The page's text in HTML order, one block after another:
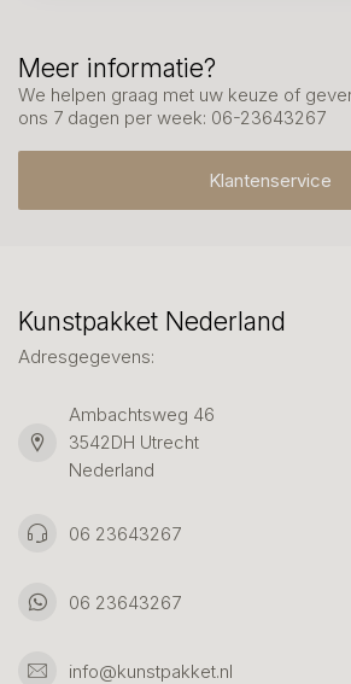
Meer informatie?
We helpen graag met uw keuze of
ons 7 dagen per week: 06-23643267
Klantenservice
Kunstpakket Nederland
Adresgegevens:
Ambachtsweg 46
3542DH Utrecht
Nederland
06 23643267
06 23643267
info@kunstpakket.nl